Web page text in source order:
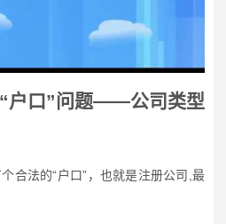
户口”问题——公司类型
合法的“户口”，也就是注册公司,最